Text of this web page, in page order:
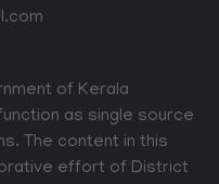
of Kerala
as single source
The content in this
effort of District